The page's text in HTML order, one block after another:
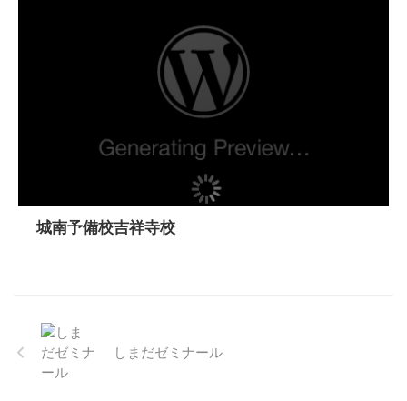
城南予備校吉祥寺校
しまだゼミナール